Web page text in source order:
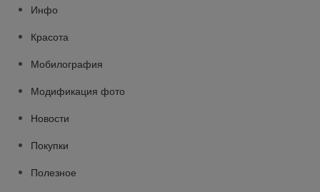
Инфо
Красота
Мобилография
Модификация фото
Новости
Покупки
Полезное